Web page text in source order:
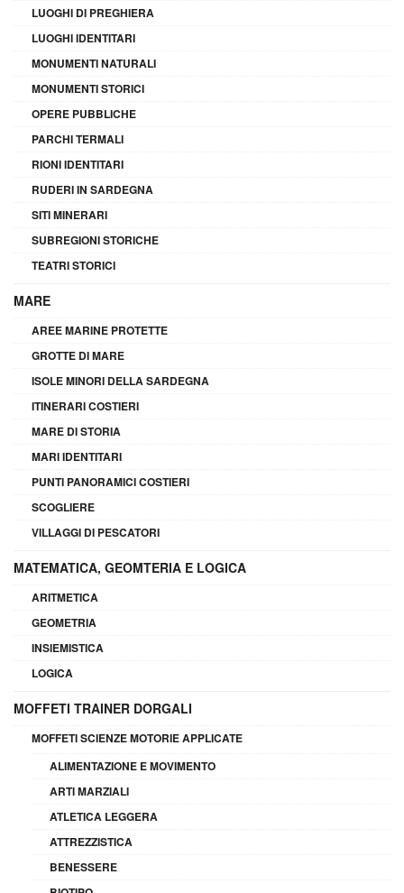
LUOGHI DI PREGHIERA
LUOGHI IDENTITARI
MONUMENTI NATURALI
MONUMENTI STORICI
OPERE PUBBLICHE
PARCHI TERMALI
RIONI IDENTITARI
RUDERI IN SARDEGNA
SITI MINERARI
SUBREGIONI STORICHE
TEATRI STORICI
MARE
AREE MARINE PROTETTE
GROTTE DI MARE
ISOLE MINORI DELLA SARDEGNA
ITINERARI COSTIERI
MARE DI STORIA
MARI IDENTITARI
PUNTI PANORAMICI COSTIERI
SCOGLIERE
VILLAGGI DI PESCATORI
MATEMATICA, GEOMTERIA E LOGICA
ARITMETICA
GEOMETRIA
INSIEMISTICA
LOGICA
MOFFETI TRAINER DORGALI
MOFFETI SCIENZE MOTORIE APPLICATE
ALIMENTAZIONE E MOVIMENTO
ARTI MARZIALI
ATLETICA LEGGERA
ATTREZZISTICA
BENESSERE